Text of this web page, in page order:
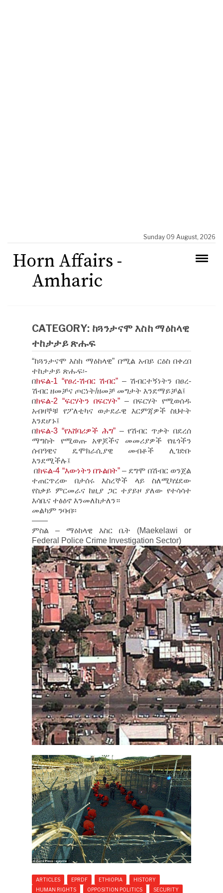
Sunday 09 August, 2026
Horn Affairs -
Amharic
CATEGORY: ከጓንታናሞ እስከ ማዕከላዊ
ተከታታይ ጽሑፍ
“ከጓንታናሞ እስከ ማዕከላዊ” በሚል አብይ ርዕስ በቀረበ
ተከታታይ ጽሑፍ፡-
በክፍል-1 “የፀረ-ሽብር ሽብር” – ሽብርተኝነትን በፀረ-
ሽብር ዘመቻና ጦርነት/ዘመቻ መግታት እንደማይቻል፤
በክፍል-2 “ፍርሃትን በፍርሃት” – በፍርሃት የሚወሰዱ
አብዛኞቹ የፖለቲካና ወታደራዊ እርምጃዎች ስህተት
እንደሆኑ፤
በክፍል-3 “የአሸባሪዎች ሕግ”– የሽብር ጥቃት በደረሰ
ማግስት የሚወጡ አዋጆችና መመሪያዎች የዜጎችን
ሰብዓዊና ዴሞክራሲያዊ መብቶች ሊገድቡ
እንደሚችሉ፤
በክፍል-4 “እውነትን በጉልበት”– ደግሞ በሽብር ወንጀል
ተጠርጥረው በታሰሩ እስረኞች ላይ ስለሚካሄደው
የስቃይ ምርመራና ከዚያ ጋር ተያይዞ ያለው የተሳሳተ
እሳቤና ተፅዕኖ እንመለከታለን።
መልካም ንባብ፡፡
——
ምስል – ማዕከላዊ እስር ቤት (Maekelawi or
Federal Police Crime Investigation Sector)
ARTICLES EPRDF ETHIOPIA
HISTORY
HUMAN RIGHTS
OPPOSITION POLITICS SECURITY